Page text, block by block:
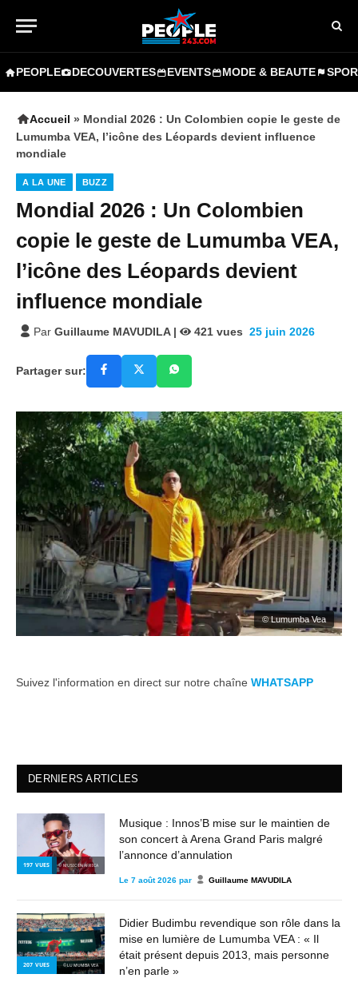
PEOPLE DECOUVERTES EVENTS MODE & BEAUTE
Accueil » Mondial 2026 : Un Colombien copie le geste de
Lumumba VEA, l’icône des Léopards devient influence
mondiale
A LA UNE BUZZ
Mondial 2026 : Un Colombien
copie le geste de Lumumba VEA,
l’icône des Léopards devient
influence mondiale
Par Guillaume MAVUDILA| 421 vues 25 juin 2026
Partager sur:
© Lumumba Vea
Suivez l'information en direct sur notre chaîne WHATSAPP
DERNIERS ARTICLES
197 VUES © MUSIC IN AFRICA
Musique : Innos’B mise sur le maintien de
son concert à Arena Grand Paris malgré
l’annonce d’annulation
Le 7 août 2026 par Guillaume MAVUDILA
207 VUES © LUMUMBA VEA
Didier Budimbu revendique son rôle dans la
mise en lumière de Lumumba VEA : « Il
était présent depuis 2013, mais personne
n’en parle »